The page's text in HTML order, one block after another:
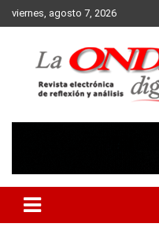
Skip
to
viernes, agosto 7, 2026